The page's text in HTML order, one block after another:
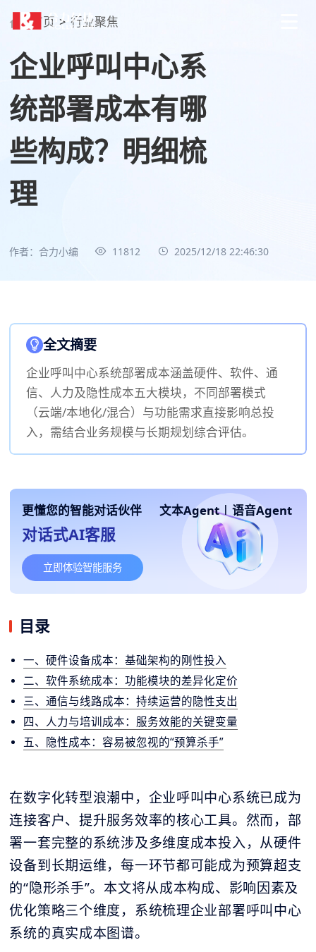
首页 > 行业聚焦
企业呼叫中心系
统部署成本有哪
些构成？明细梳
理
作者：合力小编 11812 2025/12/18 22:46:30
全文摘要
企业呼叫中心系统部署成本涵盖硬件、软件、通
信、人力及隐性成本五大模块，不同部署模式
（云端/本地化/混合）与功能需求直接影响总投
入，需结合业务规模与长期规划综合评估。
更懂您的智能对话伙伴 文本Agent | 语音Agent
对话式AI客服
立即体验智能服务
目录
一、硬件设备成本：基础架构的刚性投入
二、软件系统成本：功能模块的差异化定价
三、通信与线路成本：持续运营的隐性支出
四、人力与培训成本：服务效能的关键变量
五、隐性成本：容易被忽视的“预算杀手”
在数字化转型浪潮中，企业呼叫中心系统已成为
连接客户、提升服务效率的核心工具。然而，部
署一套完整的系统涉及多维度成本投入，从硬件
设备到长期运维，每一环节都可能成为预算超支
的“隐形杀手”。本文将从成本构成、影响因素及
优化策略三个维度，系统梳理企业部署呼叫中心
系统的真实成本图谱。